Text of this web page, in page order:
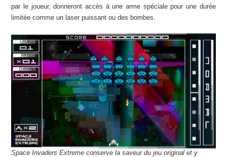
par le joueur, donneront accès à une arme spéciale pour une durée
limitée comme un laser puissant ou des bombes.
Space Invaders Extreme conserve la saveur du jeu original et y